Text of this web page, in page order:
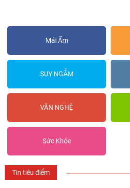
Mái Ấm
SUY NGẪM
VĂN NGHỆ
Sức Khỏe
Tin tiêu điểm